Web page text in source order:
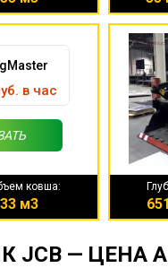
в час
ковша:
м3
JCB — ЦЕНА